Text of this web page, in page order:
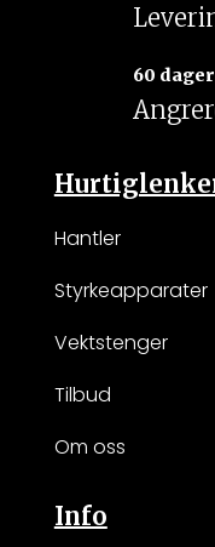
60
Hantler
Styrkeapparater
Vektstenger
Tilbud
Om oss
Info